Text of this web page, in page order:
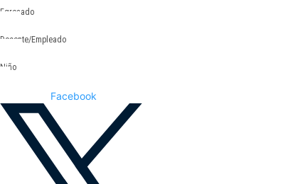
Egresado
Docente/Empleado
Niño
Facebook